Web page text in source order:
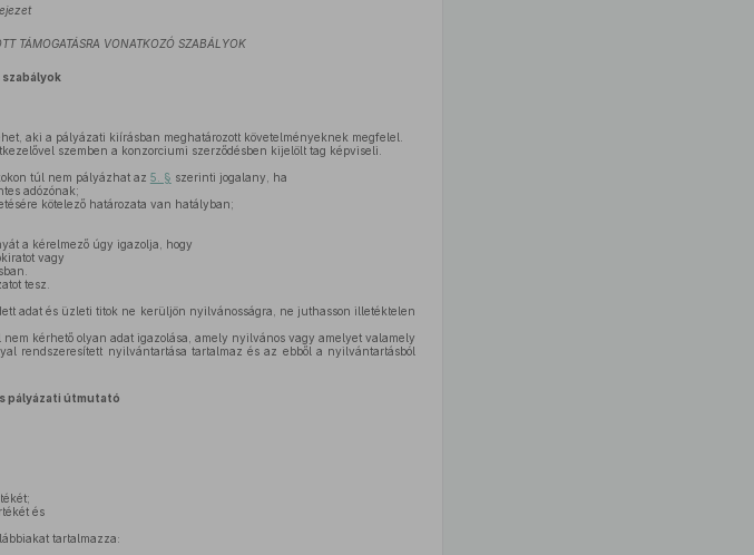
TÁMOGATÁSRA VONATKOZÓ SZABÁLYOK
szabályok
aki a pályázati kiírásban meghatározott követelményeknek megfelel.
szemben a konzorciumi szerződésben kijelölt tag képviseli.
túl nem pályázhat az 5. § szerinti jogalany, ha
adózónak;
kötelező határozata van hatályban;
a kérelmező úgy igazolja, hogy
vagy
tesz.
adat és üzleti titok ne kerüljön nyilvánosságra, ne juthasson illetéktelen
kérhető olyan adat igazolása, amely nyilvános vagy amelyet valamely
rendszeresített nyilvántartása tartalmaz és az ebből a nyilvántartásból
pályázati útmutató
és
tartalmazza: